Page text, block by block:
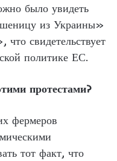
было увидеть
из Украины»
что свидетельствует
политике ЕС.
протестами?
фермеров
тот факт, что